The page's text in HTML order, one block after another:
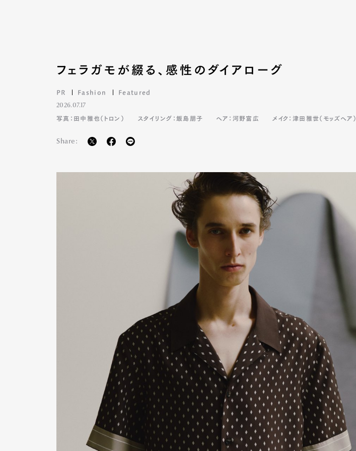
フェラガモが綴る、感性のダイアローグ
PR Fashion Featured
2026.07.17
写真：田中雅也（トロン） スタイリング：飯島朋子 ヘア：河野富広 メイク：津田雅世（モッズヘア）
Share: